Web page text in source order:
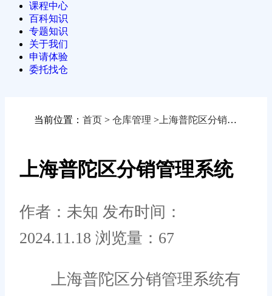
课程中心
百科知识
专题知识
关于我们
申请体验
委托找仓
当前位置： 首页 > 仓库管理 > 上海普陀区分销管理系统
上海普陀区分销管理系统
作者：未知 发布时间：
2024.11.18 浏览量：67
上海普陀区分销管理系统有